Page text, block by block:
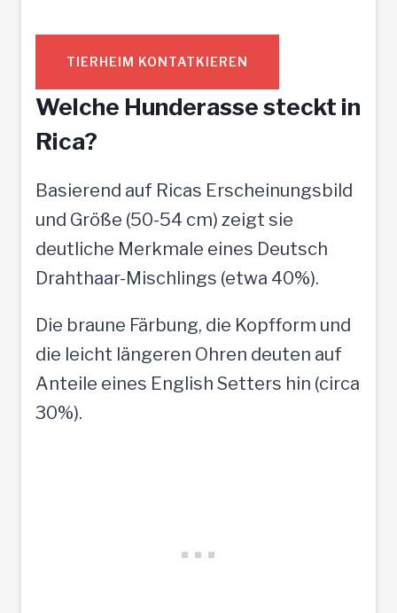
TIERHEIM KONTATKIEREN
Welche Hunderasse steckt in
Rica?
Basierend auf Ricas Erscheinungsbild
und Größe (50-54 cm) zeigt sie
deutliche Merkmale eines Deutsch
Drahthaar-Mischlings (etwa 40%).
Die braune Färbung, die Kopfform und
die leicht längeren Ohren deuten auf
Anteile eines English Setters hin (circa
30%).